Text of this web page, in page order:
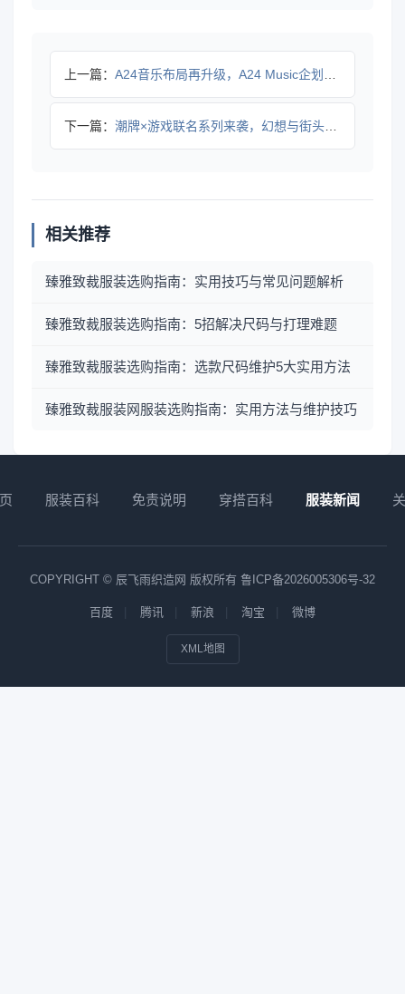
上一篇： A24音乐布局再升级，A24 Music企划重磅登场
下一篇： 潮牌×游戏联名系列来袭，幻想与街头的混搭美学
相关推荐
臻雅致裁服装选购指南：实用技巧与常见问题解析
臻雅致裁服装选购指南：5招解决尺码与打理难题
臻雅致裁服装选购指南：选款尺码维护5大实用方法
臻雅致裁服装网服装选购指南：实用方法与维护技巧
服装百科 免责说明 穿搭百科 服装新闻
COPYRIGHT © 辰飞雨织造网 版权所有 鲁ICP备2026005306号-32
百度 腾讯 新浪 淘宝 微博
XML地图